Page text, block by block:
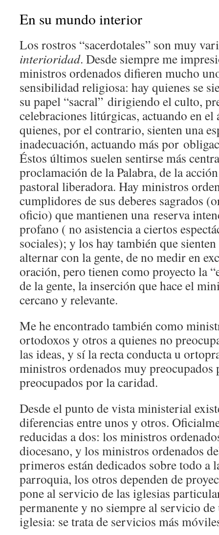
En su mundo interior
Los rostros “sacerdotales” son muy
interioridad. Desde siempre me
ministros ordenados difieren mucho
sensibilidad religiosa: hay quienes se
su papel “sacral” dirigiendo el culto,
celebraciones litúrgicas, actuando en
quienes, por el contrario, sienten una
inadecuación, actuando más por
Éstos últimos suelen sentirse más
proclamación de la Palabra, de la
pastoral liberadora. Hay ministros
cumplidores de sus deberes sagrados
oficio) que mantienen una reserva
profano ( no asistencia a ciertos
sociales); y los hay también que
alternar con la gente, de no medir en
oración, pero tienen como proyecto la
de la gente, la inserción que hace el
cercano y relevante.
Me he encontrado también como
ortodoxos y otros a quienes no
las ideas, y sí la recta conducta u
ministros ordenados muy
preocupados por la caridad.
Desde el punto de vista ministerial
diferencias entre unos y otros.
reducidas a dos: los ministros
diocesano, y los ministros ordenados
primeros están dedicados sobre todo a
parroquia, los otros dependen de
pone al servicio de las iglesias
permanente y no siempre al servicio
iglesia: se trata de servicios más